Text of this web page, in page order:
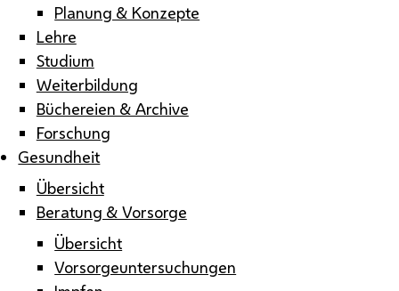
Planung & Konzepte
Lehre
Studium
Weiterbildung
Büchereien & Archive
Forschung
Gesundheit
Übersicht
Beratung & Vorsorge
Übersicht
Vorsorgeuntersuchungen